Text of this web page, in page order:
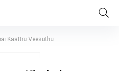
Kaattru Veesuthu